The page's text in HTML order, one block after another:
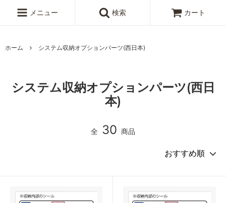
メニュー 検索 カート
ホーム システム収納オプションパーツ(西日本)
システム収納オプションパーツ(西日
本)
全 30 商品